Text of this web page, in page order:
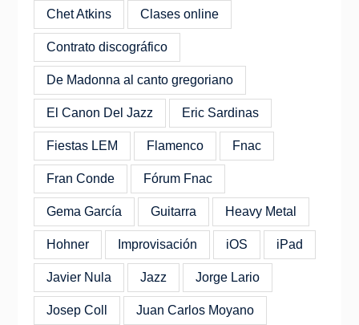
Chet Atkins Clases online
Contrato discográfico
De Madonna al canto gregoriano
El Canon Del Jazz Eric Sardinas
Fiestas LEM Flamenco Fnac
Fran Conde Fórum Fnac
Gema García Guitarra Heavy Metal
Hohner Improvisación iOS iPad
Javier Nula Jazz Jorge Lario
Josep Coll Juan Carlos Moyano